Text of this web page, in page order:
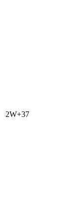
2W+37